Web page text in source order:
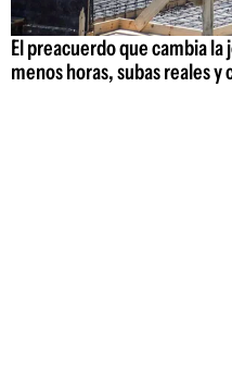
El preacuerdo que cambia
menos horas, subas reales y